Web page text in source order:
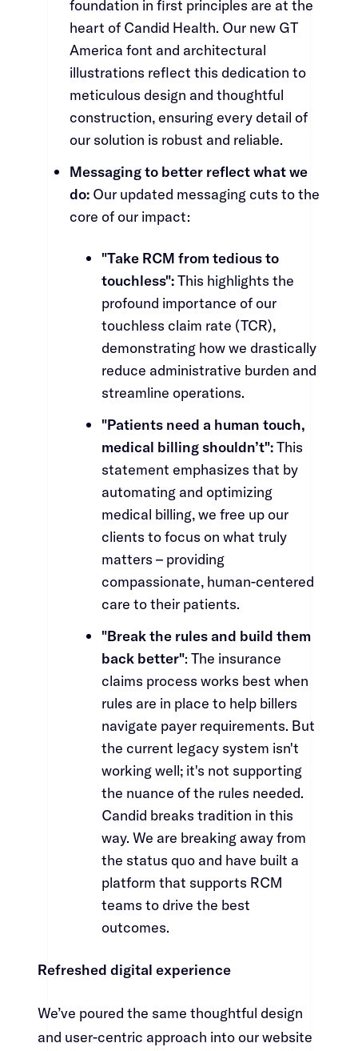
foundation in first principles are at the
heart of Candid Health. Our new GT
America font and architectural
illustrations reflect this dedication to
meticulous design and thoughtful
construction, ensuring every detail of
our solution is robust and reliable.​​​​‌ ‍ ​‍​‍‌‍ ‌ ​‍‌‍‍‌‌‍‌ ‌‍‍‌‌‍ ‍​‍​‍​ ‍‍​‍​‍‌ ​ ‌‍​‌‌‍ ‍‌‍‍‌‌ ‌​‌ ‍‌​‍ ‍‌‍‍‌‌‍ ​‍​‍​‍ ​​‍​‍‌‍‍​‌ ​‍‌‍‌‌‌‍‌‍​‍​‍​ ‍‍​‍​‍‌‍‍​‌ ‌​‌ ‌​‌ ​​​ ‍‍​‍ ​‍ ‌‍ ​‌‍ ‌‍​ ‌‍​‌‌‍ ​‌‍‍​‌‍ ‌ ​ ‌ ‌​​ ‍‍​ ​ ​ ​ ​ ​ ​ ​ ​‍ ‌‍‍‌‌‍ ‍‌ ‌​‌‍‌‌‌‍ ‍‌ ‌​​‍ ‌‍‌‌‌‍‌​‌‍‍‌‌ ‌​​‍ ‌‍ ‌‌‍ ‌‍‌​‌‍‌‌​ ‌‌ ​​‌ ​‍‌‍‌‌‌ ​ ‌‍‌‌‌‍ ‍‌ ‌​‌‍​‌‌ ‌​‌‍‍‌‌‍ ‌‍ ‍​ ‍ ‌‍‍‌‌‍‌​​ ‌​ ‌‍‌‍‌‍​ ‍​​ ​​​ ​‌‌‍‌‍​ ​‌‌‍​ ​‍ ‌‌‍​ ​ ‌‌‌‍​‌​ ​ ​‍ ‌​ ‌​​ ​​​ ‌‍​ ​​​‍ ‌​ ‍‌​ ‌‌‌‍​‌​ ​​​‍ ‌​ ‌‍​ ‌​​ ‌​​ ‌‌‌‍​‍​ ​‍​ ‌ ‌‍​‌​ ​‌​ ​‍​ ​‍‌‍​‌​ ‍ ‌ ‌​‌ ‍‌‌ ​​‌‍‌‌​ ‌‌‍​‍‌‍ ​‌‍ ‌‍‌ ‌‌​​‌‍ ‌ ​ ‌ ‌​​ ‍ ‌ ​​‌‍​‌‌ ‌​‌‍‍​​ ‌‌‍​ ‌‍ ‌‍ ‍‌ ‌​‌‍‌‌‌‍ ‍‌ ‌​​‍‌‌​ ‌‌‌​​‍‌‌ ‌‍‍ ‌‍‌‌‌ ‍‌​‍‌‌​ ​ ‌​‌​​‍‌‌​ ​ ‌​‌​​‍‌‌​ ​‍​ ​‍​ ‌‌‌‍‌​​ ‌‍‌‍​‍​ ​​​ ​‍​ ‌​‌‍‌‍‌‍​ ‌‍‌‌‌‍‌‍​ ​ ​‍‌‌​ ​‍​ ​‍​‍‌‌​ ‌‌‌​‌​​‍ ‍‌‍​ ‌‍‍​‌‍‍‌‌‍ ​‌‍‌​‌ ​‍‌‍‌‌‌‍ ‍​‍‌‌​ ‌‌‌​​‍‌‌ ‌‍‍ ‌‍‌‌‌ ‍‌​‍‌‌​ ​ ‌​‌​​‍‌‌​ ​ ‌​‌​​‍‌‌​ ​‍​ ​‍​ ​​‌‍‌‌​ ‌​​ ​‍​ ​‍​ ‌​‌‍‌‌​ ‍​​ ​‌​ ‌​​ ​‍​ ‍​​‍‌‌​ ​‍​ ​‍​‍‌‌​ ‌‌‌​‌​​‍ ‍‌ ‌​‌‍‌‌‌ ‍​‌ ‌​​ ‌‍​‍‌‍​‌‌ ​ ‌‍‌‌‌‌‌‌‌ ​‍‌‍ ​​ ‌‌‍‍​‌ ‌​‌ ‌​‌ ​​​‍‌‌​ ​ ‌​​‌​‍‌‌​ ​‍‌​‌‍​‍‌‌​ ​‍‌​‌‍‌‍ ​‌‍ ‌‍​ ‌‍​‌‌‍ ​‌‍‍​‌‍ ‌ ​ ‌ ‌​​‍‌‌​ ​ ‌​​‌​ ​ ​ ​ ​ ​ ​ ​ ​‍‌‍‌‍‍‌‌‍‌​​ ‌​ ‌‍‌‍‌‍​ ‍​​ ​​​ ​‌‌‍‌‍​ ​‌‌‍​ ​‍ ‌‌‍​ ​ ‌‌‌‍​‌​ ​ ​‍ ‌​ ‌​​ ​​​ ‌‍​ ​​​‍ ‌​ ‍‌​ ‌‌‌‍​‌​ ​​​‍ ‌​ ‌‍​ ‌​​ ‌​​ ‌‌‌‍​‍​ ​‍​ ‌ ‌‍​‌​ ​‌​ ​‍​ ​‍‌‍​‌​‍‌‍‌ ‌​‌ ‍‌‌ ​​‌‍‌‌​ ‌‌‍​‍‌‍ ​‌‍ ‌‍‌ ‌‌​​‌‍ ‌ ​ ‌ ‌​​‍‌‍‌ ​​‌‍​‌‌ ‌​‌‍‍​​ ‌‌‍​ ‌‍ ‌‍ ‍‌ ‌​‌‍‌‌‌‍ ‍‌ ‌​​‍‌‌​ ‌‌‌​​‍‌‌ ‌‍‍ ‌‍‌‌‌ ‍‌​‍‌‌​ ​ ‌​‌​​‍‌‌​ ​ ‌​‌​​‍‌‌​ ​‍​ ​‍​ ‌‌‌‍‌​​ ‌‍‌‍​‍​ ​​​ ​‍​ ‌​‌‍‌‍‌‍​ ‌‍‌‌‌‍‌‍​ ​ ​‍‌‌​ ​‍​ ​‍​‍‌‌​ ‌‌‌​‌​​‍ ‍‌‍​ ‌‍‍​‌‍‍‌‌‍ ​‌‍‌​‌ ​‍‌‍‌‌‌‍ ‍​‍‌‌​ ‌‌‌​​‍‌‌ ‌‍‍ ‌‍‌‌‌ ‍‌​‍‌‌​ ​ ‌​‌​​‍‌‌​ ​ ‌​‌​​‍‌‌​ ​‍​ ​‍​ ​​‌‍‌‌​ ‌​​ ​‍​ ​‍​ ‌​‌‍‌‌​ ‍​​ ​‌​ ‌​​ ​‍​ ‍​​‍‌‌​ ​‍​ ​‍​‍‌‌​ ‌‌‌​‌​​‍ ‍‌ ‌​‌‍‌‌‌ ‍​‌ ‌​​‍‌‍‌ ​​‌‍‌‌‌ ​‍‌ ​ ‌ ​​‌‍‌‌‌‍​ ‌ ‌​‌‍‍‌‌ ‌‍‌‍‌‌​ ‌‌ ​​‌ ‌‌‌‍​‍‌‍ ​‌‍‍‌‌ ​ ‌‍‍​‌‍‌‌‌‍‌​​‍​‍‌ ‌
Messaging to better reflect what we
do:​​​​‌ ‍ ​‍​‍‌‍ ‌ ​‍‌‍‍‌‌‍‌ ‌‍‍‌‌‍ ‍​‍​‍​ ‍‍​‍​‍‌ ​ ‌‍​‌‌‍ ‍‌‍‍‌‌ ‌​‌ ‍‌​‍ ‍‌‍‍‌‌‍ ​‍​‍​‍ ​​‍​‍‌‍‍​‌ ​‍‌‍‌‌‌‍‌‍​‍​‍​ ‍‍​‍​‍‌‍‍​‌ ‌​‌ ‌​‌ ​​​ ‍‍​‍ ​‍ ‌‍ ​‌‍ ‌‍​ ‌‍​‌‌‍ ​‌‍‍​‌‍ ‌ ​ ‌ ‌​​ ‍‍​ ​ ​ ​ ​ ​ ​ ​ ​‍ ‌‍‍‌‌‍ ‍‌ ‌​‌‍‌‌‌‍ ‍‌ ‌​​‍ ‌‍‌‌‌‍‌​‌‍‍‌‌ ‌​​‍ ‌‍ ‌‌‍ ‌‍‌​‌‍‌‌​ ‌‌ ​​‌ ​‍‌‍‌‌‌ ​ ‌‍‌‌‌‍ ‍‌ ‌​‌‍​‌‌ ‌​‌‍‍‌‌‍ ‌‍ ‍​ ‍ ‌‍‍‌‌‍‌​​ ‌​ ‌‍‌‍‌‍​ ‍​​ ​​​ ​‌‌‍‌‍​ ​‌‌‍​ ​‍ ‌‌‍​ ​ ‌‌‌‍​‌​ ​ ​‍ ‌​ ‌​​ ​​​ ‌‍​ ​​​‍ ‌​ ‍‌​ ‌‌‌‍​‌​ ​​​‍ ‌​ ‌‍​ ‌​​ ‌​​ ‌‌‌‍​‍​ ​‍​ ‌ ‌‍​‌​ ​‌​ ​‍​ ​‍‌‍​‌​ ‍ ‌ ‌​‌ ‍‌‌ ​​‌‍‌‌​ ‌‌‍​‍‌‍ ​‌‍ ‌‍‌ ‌‌​​‌‍ ‌ ​ ‌ ‌​​ ‍ ‌ ​​‌‍​‌‌ ‌​‌‍‍​​ ‌‌‍​ ‌‍ ‌‍ ‍‌ ‌​‌‍‌‌‌‍ ‍‌ ‌​​‍‌‌​ ‌‌‌​​‍‌‌ ‌‍‍ ‌‍‌‌‌ ‍‌​‍‌‌​ ​ ‌​‌​​‍‌‌​ ​ ‌​‌​​‍‌‌​ ​‍​ ​‍‌‍‌‌​ ‌‍​ ‍‌‌‍​‌‌‍​ ‌‍​ ‌‍​ ​ ‌​​ ​‍​ ‌​‌‍​‍​ ​‍​‍‌‌​ ​‍​ ​‍​‍‌‌​ ‌‌‌​‌​​‍ ‍‌‍​ ‌‍‍​‌‍‍‌‌‍ ​‌‍‌​‌ ​‍‌‍‌‌‌‍ ‍​‍‌‌​ ‌‌‌​​‍‌‌ ‌‍‍ ‌‍‌‌‌ ‍‌​‍‌‌​ ​ ‌​‌​​‍‌‌​ ​ ‌​‌​​‍‌‌​ ​‍​ ​‍​ ​‍​ ​‌​ ​‍‌‍​ ‌‍​‌‌‍‌​​ ​‍‌‍‌‍‌‍​ ‌‍​‍‌‍‌‍​ ‌​​‍‌‌​ ​‍​ ​‍​‍‌‌​ ‌‌‌​‌​​‍ ‍‌ ‌​‌‍‌‌‌ ‍​‌ ‌​​ ‌‍​‍‌‍​‌‌ ​ ‌‍‌‌‌‌‌‌‌ ​‍‌‍ ​​ ‌‌‍‍​‌ ‌​‌ ‌​‌ ​​​‍‌‌​ ​ ‌​​‌​‍‌‌​ ​‍‌​‌‍​‍‌‌​ ​‍‌​‌‍‌‍ ​‌‍ ‌‍​ ‌‍​‌‌‍ ​‌‍‍​‌‍ ‌ ​ ‌ ‌​​‍‌‌​ ​ ‌​​‌​ ​ ​ ​ ​ ​ ​ ​ ​‍‌‍‌‍‍‌‌‍‌​​ ‌​ ‌‍‌‍‌‍​ ‍​​ ​​​ ​‌‌‍‌‍​ ​‌‌‍​ ​‍ ‌‌‍​ ​ ‌‌‌‍​‌​ ​ ​‍ ‌​ ‌​​ ​​​ ‌‍​ ​​​‍ ‌​ ‍‌​ ‌‌‌‍​‌​ ​​​‍ ‌​ ‌‍​ ‌​​ ‌​​ ‌‌‌‍​‍​ ​‍​ ‌ ‌‍​‌​ ​‌​ ​‍​ ​‍‌‍​‌​‍‌‍‌ ‌​‌ ‍‌‌ ​​‌‍‌‌​ ‌‌‍​‍‌‍ ​‌‍ ‌‍‌ ‌‌​​‌‍ ‌ ​ ‌ ‌​​‍‌‍‌ ​​‌‍​‌‌ ‌​‌‍‍​​ ‌‌‍​ ‌‍ ‌‍ ‍‌ ‌​‌‍‌‌‌‍ ‍‌ ‌​​‍‌‌​ ‌‌‌​​‍‌‌ ‌‍‍ ‌‍‌‌‌ ‍‌​‍‌‌​ ​ ‌​‌​​‍‌‌​ ​ ‌​‌​​‍‌‌​ ​‍​ ​‍‌‍‌‌​ ‌‍​ ‍‌‌‍​‌‌‍​ ‌‍​ ‌‍​ ​ ‌​​ ​‍​ ‌​‌‍​‍​ ​‍​‍‌‌​ ​‍​ ​‍​‍‌‌​ ‌‌‌​‌​​‍ ‍‌‍​ ‌‍‍​‌‍‍‌‌‍ ​‌‍‌​‌ ​‍‌‍‌‌‌‍ ‍​‍‌‌​ ‌‌‌​​‍‌‌ ‌‍‍ ‌‍‌‌‌ ‍‌​‍‌‌​ ​ ‌​‌​​‍‌‌​ ​ ‌​‌​​‍‌‌​ ​‍​ ​‍​ ​‍​ ​‌​ ​‍‌‍​ ‌‍​‌‌‍‌​​ ​‍‌‍‌‍‌‍​ ‌‍​‍‌‍‌‍​ ‌​​‍‌‌​ ​‍​ ​‍​‍‌‌​ ‌‌‌​‌​​‍ ‍‌ ‌​‌‍‌‌‌ ‍​‌ ‌​​‍‌‍‌ ​​‌‍‌‌‌ ​‍‌ ​ ‌ ​​‌‍‌‌‌‍​ ‌ ‌​‌‍‍‌‌ ‌‍‌‍‌‌​ ‌‌ ​​‌ ‌‌‌‍​‍‌‍ ​‌‍‍‌‌ ​ ‌‍‍​‌‍‌‌‌‍‌​​‍​‍‌ ‌Our updated messaging cuts to the
core of our impact:​​​​‌ ‍ ​‍​‍‌‍ ‌ ​‍‌‍‍‌‌‍‌ ‌‍‍‌‌‍ ‍​‍​‍​ ‍‍​‍​‍‌ ​ ‌‍​‌‌‍ ‍‌‍‍‌‌ ‌​‌ ‍‌​‍ ‍‌‍‍‌‌‍ ​‍​‍​‍ ​​‍​‍‌‍‍​‌ ​‍‌‍‌‌‌‍‌‍​‍​‍​ ‍‍​‍​‍‌‍‍​‌ ‌​‌ ‌​‌ ​​​ ‍‍​‍ ​‍ ‌‍ ​‌‍ ‌‍​ ‌‍​‌‌‍ ​‌‍‍​‌‍ ‌ ​ ‌ ‌​​ ‍‍​ ​ ​ ​ ​ ​ ​ ​ ​‍ ‌‍‍‌‌‍ ‍‌ ‌​‌‍‌‌‌‍ ‍‌ ‌​​‍ ‌‍‌‌‌‍‌​‌‍‍‌‌ ‌​​‍ ‌‍ ‌‌‍ ‌‍‌​‌‍‌‌​ ‌‌ ​​‌ ​‍‌‍‌‌‌ ​ ‌‍‌‌‌‍ ‍‌ ‌​‌‍​‌‌ ‌​‌‍‍‌‌‍ ‌‍ ‍​ ‍ ‌‍‍‌‌‍‌​​ ‌​ ‌‍‌‍‌‍​ ‍​​ ​​​ ​‌‌‍‌‍​ ​‌‌‍​ ​‍ ‌‌‍​ ​ ‌‌‌‍​‌​ ​ ​‍ ‌​ ‌​​ ​​​ ‌‍​ ​​​‍ ‌​ ‍‌​ ‌‌‌‍​‌​ ​​​‍ ‌​ ‌‍​ ‌​​ ‌​​ ‌‌‌‍​‍​ ​‍​ ‌ ‌‍​‌​ ​‌​ ​‍​ ​‍‌‍​‌​ ‍ ‌ ‌​‌ ‍‌‌ ​​‌‍‌‌​ ‌‌‍​‍‌‍ ​‌‍ ‌‍‌ ‌‌​​‌‍ ‌ ​ ‌ ‌​​ ‍ ‌ ​​‌‍​‌‌ ‌​‌‍‍​​ ‌‌‍​ ‌‍ ‌‍ ‍‌ ‌​‌‍‌‌‌‍ ‍‌ ‌​​‍‌‌​ ‌‌‌​​‍‌‌ ‌‍‍ ‌‍‌‌‌ ‍‌​‍‌‌​ ​ ‌​‌​​‍‌‌​ ​ ‌​‌​​‍‌‌​ ​‍​ ​‍‌‍‌‌​ ‌‍​ ‍‌‌‍​‌‌‍​ ‌‍​ ‌‍​ ​ ‌​​ ​‍​ ‌​‌‍​‍​ ​‍​‍‌‌​ ​‍​ ​‍​‍‌‌​ ‌‌‌​‌​​‍ ‍‌‍​ ‌‍‍​‌‍‍‌‌‍ ​‌‍‌​‌ ​‍‌‍‌‌‌‍ ‍​‍‌‌​ ‌‌‌​​‍‌‌ ‌‍‍ ‌‍‌‌‌ ‍‌​‍‌‌​ ​ ‌​‌​​‍‌‌​ ​ ‌​‌​​‍‌‌​ ​‍​ ​‍​ ‌​​ ​‌​ ‌‌‌‍‌‍‌‍‌‌​ ‌‌​ ‌‍‌‍‌​​ ‌‍‌‍​‍​ ‌‍​ ‌‌​‍‌‌​ ​‍​ ​‍​‍‌‌​ ‌‌‌​‌​​‍ ‍‌ ‌​‌‍‌‌‌ ‍​‌ ‌​​ ‌‍​‍‌‍​‌‌ ​ ‌‍‌‌‌‌‌‌‌ ​‍‌‍ ​​ ‌‌‍‍​‌ ‌​‌ ‌​‌ ​​​‍‌‌​ ​ ‌​​‌​‍‌‌​ ​‍‌​‌‍​‍‌‌​ ​‍‌​‌‍‌‍ ​‌‍ ‌‍​ ‌‍​‌‌‍ ​‌‍‍​‌‍ ‌ ​ ‌ ‌​​‍‌‌​ ​ ‌​​‌​ ​ ​ ​ ​ ​ ​ ​ ​‍‌‍‌‍‍‌‌‍‌​​ ‌​ ‌‍‌‍‌‍​ ‍​​ ​​​ ​‌‌‍‌‍​ ​‌‌‍​ ​‍ ‌‌‍​ ​ ‌‌‌‍​‌​ ​ ​‍ ‌​ ‌​​ ​​​ ‌‍​ ​​​‍ ‌​ ‍‌​ ‌‌‌‍​‌​ ​​​‍ ‌​ ‌‍​ ‌​​ ‌​​ ‌‌‌‍​‍​ ​‍​ ‌ ‌‍​‌​ ​‌​ ​‍​ ​‍‌‍​‌​‍‌‍‌ ‌​‌ ‍‌‌ ​​‌‍‌‌​ ‌‌‍​‍‌‍ ​‌‍ ‌‍‌ ‌‌​​‌‍ ‌ ​ ‌ ‌​​‍‌‍‌ ​​‌‍​‌‌ ‌​‌‍‍​​ ‌‌‍​ ‌‍ ‌‍ ‍‌ ‌​‌‍‌‌‌‍ ‍‌ ‌​​‍‌‌​ ‌‌‌​​‍‌‌ ‌‍‍ ‌‍‌‌‌ ‍‌​‍‌‌​ ​ ‌​‌​​‍‌‌​ ​ ‌​‌​​‍‌‌​ ​‍​ ​‍‌‍‌‌​ ‌‍​ ‍‌‌‍​‌‌‍​ ‌‍​ ‌‍​ ​ ‌​​ ​‍​ ‌​‌‍​‍​ ​‍​‍‌‌​ ​‍​ ​‍​‍‌‌​ ‌‌‌​‌​​‍ ‍‌‍​ ‌‍‍​‌‍‍‌‌‍ ​‌‍‌​‌ ​‍‌‍‌‌‌‍ ‍​‍‌‌​ ‌‌‌​​‍‌‌ ‌‍‍ ‌‍‌‌‌ ‍‌​‍‌‌​ ​ ‌​‌​​‍‌‌​ ​ ‌​‌​​‍‌‌​ ​‍​ ​‍​ ‌​​ ​‌​ ‌‌‌‍‌‍‌‍‌‌​ ‌‌​ ‌‍‌‍‌​​ ‌‍‌‍​‍​ ‌‍​ ‌‌​‍‌‌​ ​‍​ ​‍​‍‌‌​ ‌‌‌​‌​​‍ ‍‌ ‌​‌‍‌‌‌ ‍​‌ ‌​​‍‌‍‌ ​​‌‍‌‌‌ ​‍‌ ​ ‌ ​​‌‍‌‌‌‍​ ‌ ‌​‌‍‍‌‌ ‌‍‌‍‌‌​ ‌‌ ​​‌ ‌‌‌‍​‍‌‍ ​‌‍‍‌‌ ​ ‌‍‍​‌‍‌‌‌‍‌​​‍​‍‌ ‌
"Take RCM from tedious to
touchless":​​​​‌ ‍ ​‍​‍‌‍ ‌ ​‍‌‍‍‌‌‍‌ ‌‍‍‌‌‍ ‍​‍​‍​ ‍‍​‍​‍‌ ​ ‌‍​‌‌‍ ‍‌‍‍‌‌ ‌​‌ ‍‌​‍ ‍‌‍‍‌‌‍ ​‍​‍​‍ ​​‍​‍‌‍‍​‌ ​‍‌‍‌‌‌‍‌‍​‍​‍​ ‍‍​‍​‍‌‍‍​‌ ‌​‌ ‌​‌ ​​​ ‍‍​‍ ​‍ ‌‍ ​‌‍ ‌‍​ ‌‍​‌‌‍ ​‌‍‍​‌‍ ‌ ​ ‌ ‌​​ ‍‍​ ​ ​ ​ ​ ​ ​ ​ ​‍ ‌‍‍‌‌‍ ‍‌ ‌​‌‍‌‌‌‍ ‍‌ ‌​​‍ ‌‍‌‌‌‍‌​‌‍‍‌‌ ‌​​‍ ‌‍ ‌‌‍ ‌‍‌​‌‍‌‌​ ‌‌ ​​‌ ​‍‌‍‌‌‌ ​ ‌‍‌‌‌‍ ‍‌ ‌​‌‍​‌‌ ‌​‌‍‍‌‌‍ ‌‍ ‍​ ‍ ‌‍‍‌‌‍‌​​ ‌​ ‌‍‌‍‌‍​ ‍​​ ​​​ ​‌‌‍‌‍​ ​‌‌‍​ ​‍ ‌‌‍​ ​ ‌‌‌‍​‌​ ​ ​‍ ‌​ ‌​​ ​​​ ‌‍​ ​​​‍ ‌​ ‍‌​ ‌‌‌‍​‌​ ​​​‍ ‌​ ‌‍​ ‌​​ ‌​​ ‌‌‌‍​‍​ ​‍​ ‌ ‌‍​‌​ ​‌​ ​‍​ ​‍‌‍​‌​ ‍ ‌ ‌​‌ ‍‌‌ ​​‌‍‌‌​ ‌‌‍​‍‌‍ ​‌‍ ‌‍‌ ‌‌​​‌‍ ‌ ​ ‌ ‌​​ ‍ ‌ ​​‌‍​‌‌ ‌​‌‍‍​​ ‌‌‍​ ‌‍ ‌‍ ‍‌ ‌​‌‍‌‌‌‍ ‍‌ ‌​​‍‌‌​ ‌‌‌​​‍‌‌ ‌‍‍ ‌‍‌‌‌ ‍‌​‍‌‌​ ​ ‌​‌​​‍‌‌​ ​ ‌​‌​​‍‌‌​ ​‍​ ​‍​ ​‌‌‍​‌​ ‌​​ ‌​​ ​ ​ ‍​‌‍​ ‌‍‌‍​ ​ ​ ‌‍‌‍​ ​ ‌‍​‍‌‌​ ​‍​ ​‍​‍‌‌​ ‌‌‌​‌​​‍ ‍‌‍​ ‌‍‍​‌‍‍‌‌‍ ​‌‍‌​‌ ​‍‌‍‌‌‌‍ ‍​‍‌‌​ ‌‌‌​​‍‌‌ ‌‍‍ ‌‍‌‌‌ ‍‌​‍‌‌​ ​ ‌​‌​​‍‌‌​ ​ ‌​‌​​‍‌‌​ ​‍​ ​‍‌‍‌‌‌‍​‍‌‍​ ‌‍‌​​ ‌‌​ ​‍​ ‌‌​ ‌ ‌‍​‌‌‍‌​​ ​‍​ ‍‌​‍‌‌​ ​‍​ ​‍​‍‌‌​ ‌‌‌​‌​​‍ ‍‌ ‌​‌‍‌‌‌ ‍​‌ ‌​​ ‌‍​‍‌‍​‌‌ ​ ‌‍‌‌‌‌‌‌‌ ​‍‌‍ ​​ ‌‌‍‍​‌ ‌​‌ ‌​‌ ​​​‍‌‌​ ​ ‌​​‌​‍‌‌​ ​‍‌​‌‍​‍‌‌​ ​‍‌​‌‍‌‍ ​‌‍ ‌‍​ ‌‍​‌‌‍ ​‌‍‍​‌‍ ‌ ​ ‌ ‌​​‍‌‌​ ​ ‌​​‌​ ​ ​ ​ ​ ​ ​ ​ ​‍‌‍‌‍‍‌‌‍‌​​ ‌​ ‌‍‌‍‌‍​ ‍​​ ​​​ ​‌‌‍‌‍​ ​‌‌‍​ ​‍ ‌‌‍​ ​ ‌‌‌‍​‌​ ​ ​‍ ‌​ ‌​​ ​​​ ‌‍​ ​​​‍ ‌​ ‍‌​ ‌‌‌‍​‌​ ​​​‍ ‌​ ‌‍​ ‌​​ ‌​​ ‌‌‌‍​‍​ ​‍​ ‌ ‌‍​‌​ ​‌​ ​‍​ ​‍‌‍​‌​‍‌‍‌ ‌​‌ ‍‌‌ ​​‌‍‌‌​ ‌‌‍​‍‌‍ ​‌‍ ‌‍‌ ‌‌​​‌‍ ‌ ​ ‌ ‌​​‍‌‍‌ ​​‌‍​‌‌ ‌​‌‍‍​​ ‌‌‍​ ‌‍ ‌‍ ‍‌ ‌​‌‍‌‌‌‍ ‍‌ ‌​​‍‌‌​ ‌‌‌​​‍‌‌ ‌‍‍ ‌‍‌‌‌ ‍‌​‍‌‌​ ​ ‌​‌​​‍‌‌​ ​ ‌​‌​​‍‌‌​ ​‍​ ​‍​ ​‌‌‍​‌​ ‌​​ ‌​​ ​ ​ ‍​‌‍​ ‌‍‌‍​ ​ ​ ‌‍‌‍​ ​ ‌‍​‍‌‌​ ​‍​ ​‍​‍‌‌​ ‌‌‌​‌​​‍ ‍‌‍​ ‌‍‍​‌‍‍‌‌‍ ​‌‍‌​‌ ​‍‌‍‌‌‌‍ ‍​‍‌‌​ ‌‌‌​​‍‌‌ ‌‍‍ ‌‍‌‌‌ ‍‌​‍‌‌​ ​ ‌​‌​​‍‌‌​ ​ ‌​‌​​‍‌‌​ ​‍​ ​‍‌‍‌‌‌‍​‍‌‍​ ‌‍‌​​ ‌‌​ ​‍​ ‌‌​ ‌ ‌‍​‌‌‍‌​​ ​‍​ ‍‌​‍‌‌​ ​‍​ ​‍​‍‌‌​ ‌‌‌​‌​​‍ ‍‌ ‌​‌‍‌‌‌ ‍​‌ ‌​​‍‌‍‌ ​​‌‍‌‌‌ ​‍‌ ​ ‌ ​​‌‍‌‌‌‍​ ‌ ‌​‌‍‍‌‌ ‌‍‌‍‌‌​ ‌‌ ​​‌ ‌‌‌‍​‍‌‍ ​‌‍‍‌‌ ​ ‌‍‍​‌‍‌‌‌‍‌​​‍​‍‌ ‌This highlights the
profound importance of our
touchless claim rate (TCR),
demonstrating how we drastically
reduce administrative burden and
streamline operations.​​​​‌ ‍ ​‍​‍‌‍ ‌ ​‍‌‍‍‌‌‍‌ ‌‍‍‌‌‍ ‍​‍​‍​ ‍‍​‍​‍‌ ​ ‌‍​‌‌‍ ‍‌‍‍‌‌ ‌​‌ ‍‌​‍ ‍‌‍‍‌‌‍ ​‍​‍​‍ ​​‍​‍‌‍‍​‌ ​‍‌‍‌‌‌‍‌‍​‍​‍​ ‍‍​‍​‍‌‍‍​‌ ‌​‌ ‌​‌ ​​​ ‍‍​‍ ​‍ ‌‍ ​‌‍ ‌‍​ ‌‍​‌‌‍ ​‌‍‍​‌‍ ‌ ​ ‌ ‌​​ ‍‍​ ​ ​ ​ ​ ​ ​ ​ ​‍ ‌‍‍‌‌‍ ‍‌ ‌​‌‍‌‌‌‍ ‍‌ ‌​​‍ ‌‍‌‌‌‍‌​‌‍‍‌‌ ‌​​‍ ‌‍ ‌‌‍ ‌‍‌​‌‍‌‌​ ‌‌ ​​‌ ​‍‌‍‌‌‌ ​ ‌‍‌‌‌‍ ‍‌ ‌​‌‍​‌‌ ‌​‌‍‍‌‌‍ ‌‍ ‍​ ‍ ‌‍‍‌‌‍‌​​ ‌​ ‌‍‌‍‌‍​ ‍​​ ​​​ ​‌‌‍‌‍​ ​‌‌‍​ ​‍ ‌‌‍​ ​ ‌‌‌‍​‌​ ​ ​‍ ‌​ ‌​​ ​​​ ‌‍​ ​​​‍ ‌​ ‍‌​ ‌‌‌‍​‌​ ​​​‍ ‌​ ‌‍​ ‌​​ ‌​​ ‌‌‌‍​‍​ ​‍​ ‌ ‌‍​‌​ ​‌​ ​‍​ ​‍‌‍​‌​ ‍ ‌ ‌​‌ ‍‌‌ ​​‌‍‌‌​ ‌‌‍​‍‌‍ ​‌‍ ‌‍‌ ‌‌​​‌‍ ‌ ​ ‌ ‌​​ ‍ ‌ ​​‌‍​‌‌ ‌​‌‍‍​​ ‌‌‍​ ‌‍ ‌‍ ‍‌ ‌​‌‍‌‌‌‍ ‍‌ ‌​​‍‌‌​ ‌‌‌​​‍‌‌ ‌‍‍ ‌‍‌‌‌ ‍‌​‍‌‌​ ​ ‌​‌​​‍‌‌​ ​ ‌​‌​​‍‌‌​ ​‍​ ​‍​ ​‌‌‍​‌​ ‌​​ ‌​​ ​ ​ ‍​‌‍​ ‌‍‌‍​ ​ ​ ‌‍‌‍​ ​ ‌‍​‍‌‌​ ​‍​ ​‍​‍‌‌​ ‌‌‌​‌​​‍ ‍‌‍​ ‌‍‍​‌‍‍‌‌‍ ​‌‍‌​‌ ​‍‌‍‌‌‌‍ ‍​‍‌‌​ ‌‌‌​​‍‌‌ ‌‍‍ ‌‍‌‌‌ ‍‌​‍‌‌​ ​ ‌​‌​​‍‌‌​ ​ ‌​‌​​‍‌‌​ ​‍​ ​‍​ ‍​​ ‌ ‌‍​‍‌‍​ ​ ​‍‌‍​ ​ ​​​ ‌ ​ ​‍​ ‌‍​ ​​‌‍‌‍​‍‌‌​ ​‍​ ​‍​‍‌‌​ ‌‌‌​‌​​‍ ‍‌ ‌​‌‍‌‌‌ ‍​‌ ‌​​ ‌‍​‍‌‍​‌‌ ​ ‌‍‌‌‌‌‌‌‌ ​‍‌‍ ​​ ‌‌‍‍​‌ ‌​‌ ‌​‌ ​​​‍‌‌​ ​ ‌​​‌​‍‌‌​ ​‍‌​‌‍​‍‌‌​ ​‍‌​‌‍‌‍ ​‌‍ ‌‍​ ‌‍​‌‌‍ ​‌‍‍​‌‍ ‌ ​ ‌ ‌​​‍‌‌​ ​ ‌​​‌​ ​ ​ ​ ​ ​ ​ ​ ​‍‌‍‌‍‍‌‌‍‌​​ ‌​ ‌‍‌‍‌‍​ ‍​​ ​​​ ​‌‌‍‌‍​ ​‌‌‍​ ​‍ ‌‌‍​ ​ ‌‌‌‍​‌​ ​ ​‍ ‌​ ‌​​ ​​​ ‌‍​ ​​​‍ ‌​ ‍‌​ ‌‌‌‍​‌​ ​​​‍ ‌​ ‌‍​ ‌​​ ‌​​ ‌‌‌‍​‍​ ​‍​ ‌ ‌‍​‌​ ​‌​ ​‍​ ​‍‌‍​‌​‍‌‍‌ ‌​‌ ‍‌‌ ​​‌‍‌‌​ ‌‌‍​‍‌‍ ​‌‍ ‌‍‌ ‌‌​​‌‍ ‌ ​ ‌ ‌​​‍‌‍‌ ​​‌‍​‌‌ ‌​‌‍‍​​ ‌‌‍​ ‌‍ ‌‍ ‍‌ ‌​‌‍‌‌‌‍ ‍‌ ‌​​‍‌‌​ ‌‌‌​​‍‌‌ ‌‍‍ ‌‍‌‌‌ ‍‌​‍‌‌​ ​ ‌​‌​​‍‌‌​ ​ ‌​‌​​‍‌‌​ ​‍​ ​‍​ ​‌‌‍​‌​ ‌​​ ‌​​ ​ ​ ‍​‌‍​ ‌‍‌‍​ ​ ​ ‌‍‌‍​ ​ ‌‍​‍‌‌​ ​‍​ ​‍​‍‌‌​ ‌‌‌​‌​​‍ ‍‌‍​ ‌‍‍​‌‍‍‌‌‍ ​‌‍‌​‌ ​‍‌‍‌‌‌‍ ‍​‍‌‌​ ‌‌‌​​‍‌‌ ‌‍‍ ‌‍‌‌‌ ‍‌​‍‌‌​ ​ ‌​‌​​‍‌‌​ ​ ‌​‌​​‍‌‌​ ​‍​ ​‍​ ‍​​ ‌ ‌‍​‍‌‍​ ​ ​‍‌‍​ ​ ​​​ ‌ ​ ​‍​ ‌‍​ ​​‌‍‌‍​‍‌‌​ ​‍​ ​‍​‍‌‌​ ‌‌‌​‌​​‍ ‍‌ ‌​‌‍‌‌‌ ‍​‌ ‌​​‍‌‍‌ ​​‌‍‌‌‌ ​‍‌ ​ ‌ ​​‌‍‌‌‌‍​ ‌ ‌​‌‍‍‌‌ ‌‍‌‍‌‌​ ‌‌ ​​‌ ‌‌‌‍​‍‌‍ ​‌‍‍‌‌ ​ ‌‍‍​‌‍‌‌‌‍‌​​‍​‍‌ ‌
"Patients need a human touch,
medical billing shouldn’t":​​​​‌ ‍ ​‍​‍‌‍ ‌ ​‍‌‍‍‌‌‍‌ ‌‍‍‌‌‍ ‍​‍​‍​ ‍‍​‍​‍‌ ​ ‌‍​‌‌‍ ‍‌‍‍‌‌ ‌​‌ ‍‌​‍ ‍‌‍‍‌‌‍ ​‍​‍​‍ ​​‍​‍‌‍‍​‌ ​‍‌‍‌‌‌‍‌‍​‍​‍​ ‍‍​‍​‍‌‍‍​‌ ‌​‌ ‌​‌ ​​​ ‍‍​‍ ​‍ ‌‍ ​‌‍ ‌‍​ ‌‍​‌‌‍ ​‌‍‍​‌‍ ‌ ​ ‌ ‌​​ ‍‍​ ​ ​ ​ ​ ​ ​ ​ ​‍ ‌‍‍‌‌‍ ‍‌ ‌​‌‍‌‌‌‍ ‍‌ ‌​​‍ ‌‍‌‌‌‍‌​‌‍‍‌‌ ‌​​‍ ‌‍ ‌‌‍ ‌‍‌​‌‍‌‌​ ‌‌ ​​‌ ​‍‌‍‌‌‌ ​ ‌‍‌‌‌‍ ‍‌ ‌​‌‍​‌‌ ‌​‌‍‍‌‌‍ ‌‍ ‍​ ‍ ‌‍‍‌‌‍‌​​ ‌​ ‌‍‌‍‌‍​ ‍​​ ​​​ ​‌‌‍‌‍​ ​‌‌‍​ ​‍ ‌‌‍​ ​ ‌‌‌‍​‌​ ​ ​‍ ‌​ ‌​​ ​​​ ‌‍​ ​​​‍ ‌​ ‍‌​ ‌‌‌‍​‌​ ​​​‍ ‌​ ‌‍​ ‌​​ ‌​​ ‌‌‌‍​‍​ ​‍​ ‌ ‌‍​‌​ ​‌​ ​‍​ ​‍‌‍​‌​ ‍ ‌ ‌​‌ ‍‌‌ ​​‌‍‌‌​ ‌‌‍​‍‌‍ ​‌‍ ‌‍‌ ‌‌​​‌‍ ‌ ​ ‌ ‌​​ ‍ ‌ ​​‌‍​‌‌ ‌​‌‍‍​​ ‌‌‍​ ‌‍ ‌‍ ‍‌ ‌​‌‍‌‌‌‍ ‍‌ ‌​​‍‌‌​ ‌‌‌​​‍‌‌ ‌‍‍ ‌‍‌‌‌ ‍‌​‍‌‌​ ​ ‌​‌​​‍‌‌​ ​ ‌​‌​​‍‌‌​ ​‍​ ​‍‌‍​‍‌‍‌‌​ ​‌​ ​ ‌‍‌‌‌‍‌​​ ‌ ​ ​ ‌‍‌‍​ ‌‌‌‍‌‍​ ‌ ​‍‌‌​ ​‍​ ​‍​‍‌‌​ ‌‌‌​‌​​‍ ‍‌‍​ ‌‍‍​‌‍‍‌‌‍ ​‌‍‌​‌ ​‍‌‍‌‌‌‍ ‍​‍‌‌​ ‌‌‌​​‍‌‌ ‌‍‍ ‌‍‌‌‌ ‍‌​‍‌‌​ ​ ‌​‌​​‍‌‌​ ​ ‌​‌​​‍‌‌​ ​‍​ ​‍‌‍‌‍‌‍‌​‌‍​‍‌‍​‌​ ‌‍‌‍‌​‌‍‌‌‌‍​‍​ ‌‍​ ‌‍​ ​‌​ ​‍​‍‌‌​ ​‍​ ​‍​‍‌‌​ ‌‌‌​‌​​‍ ‍‌ ‌​‌‍‌‌‌ ‍​‌ ‌​​ ‌‍​‍‌‍​‌‌ ​ ‌‍‌‌‌‌‌‌‌ ​‍‌‍ ​​ ‌‌‍‍​‌ ‌​‌ ‌​‌ ​​​‍‌‌​ ​ ‌​​‌​‍‌‌​ ​‍‌​‌‍​‍‌‌​ ​‍‌​‌‍‌‍ ​‌‍ ‌‍​ ‌‍​‌‌‍ ​‌‍‍​‌‍ ‌ ​ ‌ ‌​​‍‌‌​ ​ ‌​​‌​ ​ ​ ​ ​ ​ ​ ​ ​‍‌‍‌‍‍‌‌‍‌​​ ‌​ ‌‍‌‍‌‍​ ‍​​ ​​​ ​‌‌‍‌‍​ ​‌‌‍​ ​‍ ‌‌‍​ ​ ‌‌‌‍​‌​ ​ ​‍ ‌​ ‌​​ ​​​ ‌‍​ ​​​‍ ‌​ ‍‌​ ‌‌‌‍​‌​ ​​​‍ ‌​ ‌‍​ ‌​​ ‌​​ ‌‌‌‍​‍​ ​‍​ ‌ ‌‍​‌​ ​‌​ ​‍​ ​‍‌‍​‌​‍‌‍‌ ‌​‌ ‍‌‌ ​​‌‍‌‌​ ‌‌‍​‍‌‍ ​‌‍ ‌‍‌ ‌‌​​‌‍ ‌ ​ ‌ ‌​​‍‌‍‌ ​​‌‍​‌‌ ‌​‌‍‍​​ ‌‌‍​ ‌‍ ‌‍ ‍‌ ‌​‌‍‌‌‌‍ ‍‌ ‌​​‍‌‌​ ‌‌‌​​‍‌‌ ‌‍‍ ‌‍‌‌‌ ‍‌​‍‌‌​ ​ ‌​‌​​‍‌‌​ ​ ‌​‌​​‍‌‌​ ​‍​ ​‍‌‍​‍‌‍‌‌​ ​‌​ ​ ‌‍‌‌‌‍‌​​ ‌ ​ ​ ‌‍‌‍​ ‌‌‌‍‌‍​ ‌ ​‍‌‌​ ​‍​ ​‍​‍‌‌​ ‌‌‌​‌​​‍ ‍‌‍​ ‌‍‍​‌‍‍‌‌‍ ​‌‍‌​‌ ​‍‌‍‌‌‌‍ ‍​‍‌‌​ ‌‌‌​​‍‌‌ ‌‍‍ ‌‍‌‌‌ ‍‌​‍‌‌​ ​ ‌​‌​​‍‌‌​ ​ ‌​‌​​‍‌‌​ ​‍​ ​‍‌‍‌‍‌‍‌​‌‍​‍‌‍​‌​ ‌‍‌‍‌​‌‍‌‌‌‍​‍​ ‌‍​ ‌‍​ ​‌​ ​‍​‍‌‌​ ​‍​ ​‍​‍‌‌​ ‌‌‌​‌​​‍ ‍‌ ‌​‌‍‌‌‌ ‍​‌ ‌​​‍‌‍‌ ​​‌‍‌‌‌ ​‍‌ ​ ‌ ​​‌‍‌‌‌‍​ ‌ ‌​‌‍‍‌‌ ‌‍‌‍‌‌​ ‌‌ ​​‌ ‌‌‌‍​‍‌‍ ​‌‍‍‌‌ ​ ‌‍‍​‌‍‌‌‌‍‌​​‍​‍‌ ‌This
statement emphasizes that by
automating and optimizing
medical billing, we free up our
clients to focus on what truly
matters – providing
compassionate, human-centered
care to their patients.​​​​‌ ‍ ​‍​‍‌‍ ‌ ​‍‌‍‍‌‌‍‌ ‌‍‍‌‌‍ ‍​‍​‍​ ‍‍​‍​‍‌ ​ ‌‍​‌‌‍ ‍‌‍‍‌‌ ‌​‌ ‍‌​‍ ‍‌‍‍‌‌‍ ​‍​‍​‍ ​​‍​‍‌‍‍​‌ ​‍‌‍‌‌‌‍‌‍​‍​‍​ ‍‍​‍​‍‌‍‍​‌ ‌​‌ ‌​‌ ​​​ ‍‍​‍ ​‍ ‌‍ ​‌‍ ‌‍​ ‌‍​‌‌‍ ​‌‍‍​‌‍ ‌ ​ ‌ ‌​​ ‍‍​ ​ ​ ​ ​ ​ ​ ​ ​‍ ‌‍‍‌‌‍ ‍‌ ‌​‌‍‌‌‌‍ ‍‌ ‌​​‍ ‌‍‌‌‌‍‌​‌‍‍‌‌ ‌​​‍ ‌‍ ‌‌‍ ‌‍‌​‌‍‌‌​ ‌‌ ​​‌ ​‍‌‍‌‌‌ ​ ‌‍‌‌‌‍ ‍‌ ‌​‌‍​‌‌ ‌​‌‍‍‌‌‍ ‌‍ ‍​ ‍ ‌‍‍‌‌‍‌​​ ‌​ ‌‍‌‍‌‍​ ‍​​ ​​​ ​‌‌‍‌‍​ ​‌‌‍​ ​‍ ‌‌‍​ ​ ‌‌‌‍​‌​ ​ ​‍ ‌​ ‌​​ ​​​ ‌‍​ ​​​‍ ‌​ ‍‌​ ‌‌‌‍​‌​ ​​​‍ ‌​ ‌‍​ ‌​​ ‌​​ ‌‌‌‍​‍​ ​‍​ ‌ ‌‍​‌​ ​‌​ ​‍​ ​‍‌‍​‌​ ‍ ‌ ‌​‌ ‍‌‌ ​​‌‍‌‌​ ‌‌‍​‍‌‍ ​‌‍ ‌‍‌ ‌‌​​‌‍ ‌ ​ ‌ ‌​​ ‍ ‌ ​​‌‍​‌‌ ‌​‌‍‍​​ ‌‌‍​ ‌‍ ‌‍ ‍‌ ‌​‌‍‌‌‌‍ ‍‌ ‌​​‍‌‌​ ‌‌‌​​‍‌‌ ‌‍‍ ‌‍‌‌‌ ‍‌​‍‌‌​ ​ ‌​‌​​‍‌‌​ ​ ‌​‌​​‍‌‌​ ​‍​ ​‍‌‍​‍‌‍‌‌​ ​‌​ ​ ‌‍‌‌‌‍‌​​ ‌ ​ ​ ‌‍‌‍​ ‌‌‌‍‌‍​ ‌ ​‍‌‌​ ​‍​ ​‍​‍‌‌​ ‌‌‌​‌​​‍ ‍‌‍​ ‌‍‍​‌‍‍‌‌‍ ​‌‍‌​‌ ​‍‌‍‌‌‌‍ ‍​‍‌‌​ ‌‌‌​​‍‌‌ ‌‍‍ ‌‍‌‌‌ ‍‌​‍‌‌​ ​ ‌​‌​​‍‌‌​ ​ ‌​‌​​‍‌‌​ ​‍​ ​‍​ ‌‌‌‍‌​​ ‌​‌‍​ ​ ‌‍​ ​​​ ​‌​ ​​​ ‌​​ ​‍​ ​​​ ‌​​‍‌‌​ ​‍​ ​‍​‍‌‌​ ‌‌‌​‌​​‍ ‍‌ ‌​‌‍‌‌‌ ‍​‌ ‌​​ ‌‍​‍‌‍​‌‌ ​ ‌‍‌‌‌‌‌‌‌ ​‍‌‍ ​​ ‌‌‍‍​‌ ‌​‌ ‌​‌ ​​​‍‌‌​ ​ ‌​​‌​‍‌‌​ ​‍‌​‌‍​‍‌‌​ ​‍‌​‌‍‌‍ ​‌‍ ‌‍​ ‌‍​‌‌‍ ​‌‍‍​‌‍ ‌ ​ ‌ ‌​​‍‌‌​ ​ ‌​​‌​ ​ ​ ​ ​ ​ ​ ​ ​‍‌‍‌‍‍‌‌‍‌​​ ‌​ ‌‍‌‍‌‍​ ‍​​ ​​​ ​‌‌‍‌‍​ ​‌‌‍​ ​‍ ‌‌‍​ ​ ‌‌‌‍​‌​ ​ ​‍ ‌​ ‌​​ ​​​ ‌‍​ ​​​‍ ‌​ ‍‌​ ‌‌‌‍​‌​ ​​​‍ ‌​ ‌‍​ ‌​​ ‌​​ ‌‌‌‍​‍​ ​‍​ ‌ ‌‍​‌​ ​‌​ ​‍​ ​‍‌‍​‌​‍‌‍‌ ‌​‌ ‍‌‌ ​​‌‍‌‌​ ‌‌‍​‍‌‍ ​‌‍ ‌‍‌ ‌‌​​‌‍ ‌ ​ ‌ ‌​​‍‌‍‌ ​​‌‍​‌‌ ‌​‌‍‍​​ ‌‌‍​ ‌‍ ‌‍ ‍‌ ‌​‌‍‌‌‌‍ ‍‌ ‌​​‍‌‌​ ‌‌‌​​‍‌‌ ‌‍‍ ‌‍‌‌‌ ‍‌​‍‌‌​ ​ ‌​‌​​‍‌‌​ ​ ‌​‌​​‍‌‌​ ​‍​ ​‍‌‍​‍‌‍‌‌​ ​‌​ ​ ‌‍‌‌‌‍‌​​ ‌ ​ ​ ‌‍‌‍​ ‌‌‌‍‌‍​ ‌ ​‍‌‌​ ​‍​ ​‍​‍‌‌​ ‌‌‌​‌​​‍ ‍‌‍​ ‌‍‍​‌‍‍‌‌‍ ​‌‍‌​‌ ​‍‌‍‌‌‌‍ ‍​‍‌‌​ ‌‌‌​​‍‌‌ ‌‍‍ ‌‍‌‌‌ ‍‌​‍‌‌​ ​ ‌​‌​​‍‌‌​ ​ ‌​‌​​‍‌‌​ ​‍​ ​‍​ ‌‌‌‍‌​​ ‌​‌‍​ ​ ‌‍​ ​​​ ​‌​ ​​​ ‌​​ ​‍​ ​​​ ‌​​‍‌‌​ ​‍​ ​‍​‍‌‌​ ‌‌‌​‌​​‍ ‍‌ ‌​‌‍‌‌‌ ‍​‌ ‌​​‍‌‍‌ ​​‌‍‌‌‌ ​‍‌ ​ ‌ ​​‌‍‌‌‌‍​ ‌ ‌​‌‍‍‌‌ ‌‍‌‍‌‌​ ‌‌ ​​‌ ‌‌‌‍​‍‌‍ ​‌‍‍‌‌ ​ ‌‍‍​‌‍‌‌‌‍‌​​‍​‍‌ ‌
"Break the rules and build them
back better"​​​​‌ ‍ ​‍​‍‌‍ ‌ ​‍‌‍‍‌‌‍‌ ‌‍‍‌‌‍ ‍​‍​‍​ ‍‍​‍​‍‌ ​ ‌‍​‌‌‍ ‍‌‍‍‌‌ ‌​‌ ‍‌​‍ ‍‌‍‍‌‌‍ ​‍​‍​‍ ​​‍​‍‌‍‍​‌ ​‍‌‍‌‌‌‍‌‍​‍​‍​ ‍‍​‍​‍‌‍‍​‌ ‌​‌ ‌​‌ ​​​ ‍‍​‍ ​‍ ‌‍ ​‌‍ ‌‍​ ‌‍​‌‌‍ ​‌‍‍​‌‍ ‌ ​ ‌ ‌​​ ‍‍​ ​ ​ ​ ​ ​ ​ ​ ​‍ ‌‍‍‌‌‍ ‍‌ ‌​‌‍‌‌‌‍ ‍‌ ‌​​‍ ‌‍‌‌‌‍‌​‌‍‍‌‌ ‌​​‍ ‌‍ ‌‌‍ ‌‍‌​‌‍‌‌​ ‌‌ ​​‌ ​‍‌‍‌‌‌ ​ ‌‍‌‌‌‍ ‍‌ ‌​‌‍​‌‌ ‌​‌‍‍‌‌‍ ‌‍ ‍​ ‍ ‌‍‍‌‌‍‌​​ ‌​ ‌‍‌‍‌‍​ ‍​​ ​​​ ​‌‌‍‌‍​ ​‌‌‍​ ​‍ ‌‌‍​ ​ ‌‌‌‍​‌​ ​ ​‍ ‌​ ‌​​ ​​​ ‌‍​ ​​​‍ ‌​ ‍‌​ ‌‌‌‍​‌​ ​​​‍ ‌​ ‌‍​ ‌​​ ‌​​ ‌‌‌‍​‍​ ​‍​ ‌ ‌‍​‌​ ​‌​ ​‍​ ​‍‌‍​‌​ ‍ ‌ ‌​‌ ‍‌‌ ​​‌‍‌‌​ ‌‌‍​‍‌‍ ​‌‍ ‌‍‌ ‌‌​​‌‍ ‌ ​ ‌ ‌​​ ‍ ‌ ​​‌‍​‌‌ ‌​‌‍‍​​ ‌‌‍​ ‌‍ ‌‍ ‍‌ ‌​‌‍‌‌‌‍ ‍‌ ‌​​‍‌‌​ ‌‌‌​​‍‌‌ ‌‍‍ ‌‍‌‌‌ ‍‌​‍‌‌​ ​ ‌​‌​​‍‌‌​ ​ ‌​‌​​‍‌‌​ ​‍​ ​‍​ ​​​ ‍​​ ​ ​ ‍‌​ ​‍‌‍‌​​ ‌​​ ‍​​ ‌‍​ ‌‍‌‍​‍​ ​ ​‍‌‌​ ​‍​ ​‍​‍‌‌​ ‌‌‌​‌​​‍ ‍‌‍​ ‌‍‍​‌‍‍‌‌‍ ​‌‍‌​‌ ​‍‌‍‌‌‌‍ ‍​‍‌‌​ ‌‌‌​​‍‌‌ ‌‍‍ ‌‍‌‌‌ ‍‌​‍‌‌​ ​ ‌​‌​​‍‌‌​ ​ ‌​‌​​‍‌‌​ ​‍​ ​‍‌‍​ ‌‍​‍​ ‍‌​ ‌ ​ ‌‍​ ‍​​ ‌ ​ ​‌​ ​‍​ ​​‌‍​ ​ ‌‍​‍‌‌​ ​‍​ ​‍​‍‌‌​ ‌‌‌​‌​​‍ ‍‌ ‌​‌‍‌‌‌ ‍​‌ ‌​​ ‌‍​‍‌‍​‌‌ ​ ‌‍‌‌‌‌‌‌‌ ​‍‌‍ ​​ ‌‌‍‍​‌ ‌​‌ ‌​‌ ​​​‍‌‌​ ​ ‌​​‌​‍‌‌​ ​‍‌​‌‍​‍‌‌​ ​‍‌​‌‍‌‍ ​‌‍ ‌‍​ ‌‍​‌‌‍ ​‌‍‍​‌‍ ‌ ​ ‌ ‌​​‍‌‌​ ​ ‌​​‌​ ​ ​ ​ ​ ​ ​ ​ ​‍‌‍‌‍‍‌‌‍‌​​ ‌​ ‌‍‌‍‌‍​ ‍​​ ​​​ ​‌‌‍‌‍​ ​‌‌‍​ ​‍ ‌‌‍​ ​ ‌‌‌‍​‌​ ​ ​‍ ‌​ ‌​​ ​​​ ‌‍​ ​​​‍ ‌​ ‍‌​ ‌‌‌‍​‌​ ​​​‍ ‌​ ‌‍​ ‌​​ ‌​​ ‌‌‌‍​‍​ ​‍​ ‌ ‌‍​‌​ ​‌​ ​‍​ ​‍‌‍​‌​‍‌‍‌ ‌​‌ ‍‌‌ ​​‌‍‌‌​ ‌‌‍​‍‌‍ ​‌‍ ‌‍‌ ‌‌​​‌‍ ‌ ​ ‌ ‌​​‍‌‍‌ ​​‌‍​‌‌ ‌​‌‍‍​​ ‌‌‍​ ‌‍ ‌‍ ‍‌ ‌​‌‍‌‌‌‍ ‍‌ ‌​​‍‌‌​ ‌‌‌​​‍‌‌ ‌‍‍ ‌‍‌‌‌ ‍‌​‍‌‌​ ​ ‌​‌​​‍‌‌​ ​ ‌​‌​​‍‌‌​ ​‍​ ​‍​ ​​​ ‍​​ ​ ​ ‍‌​ ​‍‌‍‌​​ ‌​​ ‍​​ ‌‍​ ‌‍‌‍​‍​ ​ ​‍‌‌​ ​‍​ ​‍​‍‌‌​ ‌‌‌​‌​​‍ ‍‌‍​ ‌‍‍​‌‍‍‌‌‍ ​‌‍‌​‌ ​‍‌‍‌‌‌‍ ‍​‍‌‌​ ‌‌‌​​‍‌‌ ‌‍‍ ‌‍‌‌‌ ‍‌​‍‌‌​ ​ ‌​‌​​‍‌‌​ ​ ‌​‌​​‍‌‌​ ​‍​ ​‍‌‍​ ‌‍​‍​ ‍‌​ ‌ ​ ‌‍​ ‍​​ ‌ ​ ​‌​ ​‍​ ​​‌‍​ ​ ‌‍​‍‌‌​ ​‍​ ​‍​‍‌‌​ ‌‌‌​‌​​‍ ‍‌ ‌​‌‍‌‌‌ ‍​‌ ‌​​‍‌‍‌ ​​‌‍‌‌‌ ​‍‌ ​ ‌ ​​‌‍‌‌‌‍​ ‌ ‌​‌‍‍‌‌ ‌‍‌‍‌‌​ ‌‌ ​​‌ ‌‌‌‍​‍‌‍ ​‌‍‍‌‌ ​ ‌‍‍​‌‍‌‌‌‍‌​​‍​‍‌ ‌: The insurance
claims process works best when
rules are in place to help billers
navigate payer requirements. But
the current legacy system isn't
working well; it's not supporting
the nuance of the rules needed.
Candid breaks tradition in this
way. We are breaking away from
the status quo and have built a
platform that supports RCM
teams to drive the best
outcomes.​​​​‌ ‍ ​‍​‍‌‍ ‌ ​‍‌‍‍‌‌‍‌ ‌‍‍‌‌‍ ‍​‍​‍​ ‍‍​‍​‍‌ ​ ‌‍​‌‌‍ ‍‌‍‍‌‌ ‌​‌ ‍‌​‍ ‍‌‍‍‌‌‍ ​‍​‍​‍ ​​‍​‍‌‍‍​‌ ​‍‌‍‌‌‌‍‌‍​‍​‍​ ‍‍​‍​‍‌‍‍​‌ ‌​‌ ‌​‌ ​​​ ‍‍​‍ ​‍ ‌‍ ​‌‍ ‌‍​ ‌‍​‌‌‍ ​‌‍‍​‌‍ ‌ ​ ‌ ‌​​ ‍‍​ ​ ​ ​ ​ ​ ​ ​ ​‍ ‌‍‍‌‌‍ ‍‌ ‌​‌‍‌‌‌‍ ‍‌ ‌​​‍ ‌‍‌‌‌‍‌​‌‍‍‌‌ ‌​​‍ ‌‍ ‌‌‍ ‌‍‌​‌‍‌‌​ ‌‌ ​​‌ ​‍‌‍‌‌‌ ​ ‌‍‌‌‌‍ ‍‌ ‌​‌‍​‌‌ ‌​‌‍‍‌‌‍ ‌‍ ‍​ ‍ ‌‍‍‌‌‍‌​​ ‌​ ‌‍‌‍‌‍​ ‍​​ ​​​ ​‌‌‍‌‍​ ​‌‌‍​ ​‍ ‌‌‍​ ​ ‌‌‌‍​‌​ ​ ​‍ ‌​ ‌​​ ​​​ ‌‍​ ​​​‍ ‌​ ‍‌​ ‌‌‌‍​‌​ ​​​‍ ‌​ ‌‍​ ‌​​ ‌​​ ‌‌‌‍​‍​ ​‍​ ‌ ‌‍​‌​ ​‌​ ​‍​ ​‍‌‍​‌​ ‍ ‌ ‌​‌ ‍‌‌ ​​‌‍‌‌​ ‌‌‍​‍‌‍ ​‌‍ ‌‍‌ ‌‌​​‌‍ ‌ ​ ‌ ‌​​ ‍ ‌ ​​‌‍​‌‌ ‌​‌‍‍​​ ‌‌‍​ ‌‍ ‌‍ ‍‌ ‌​‌‍‌‌‌‍ ‍‌ ‌​​‍‌‌​ ‌‌‌​​‍‌‌ ‌‍‍ ‌‍‌‌‌ ‍‌​‍‌‌​ ​ ‌​‌​​‍‌‌​ ​ ‌​‌​​‍‌‌​ ​‍​ ​‍​ ​​​ ‍​​ ​ ​ ‍‌​ ​‍‌‍‌​​ ‌​​ ‍​​ ‌‍​ ‌‍‌‍​‍​ ​ ​‍‌‌​ ​‍​ ​‍​‍‌‌​ ‌‌‌​‌​​‍ ‍‌‍​ ‌‍‍​‌‍‍‌‌‍ ​‌‍‌​‌ ​‍‌‍‌‌‌‍ ‍​‍‌‌​ ‌‌‌​​‍‌‌ ‌‍‍ ‌‍‌‌‌ ‍‌​‍‌‌​ ​ ‌​‌​​‍‌‌​ ​ ‌​‌​​‍‌‌​ ​‍​ ​‍​ ​‍‌‍‌​‌‍‌‌​ ‍​‌‍​ ​ ‍‌​ ‌ ‌‍‌​​ ‌ ‌‍​‌​ ​​​ ​‌​‍‌‌​ ​‍​ ​‍​‍‌‌​ ‌‌‌​‌​​‍ ‍‌ ‌​‌‍‌‌‌ ‍​‌ ‌​​ ‌‍​‍‌‍​‌‌ ​ ‌‍‌‌‌‌‌‌‌ ​‍‌‍ ​​ ‌‌‍‍​‌ ‌​‌ ‌​‌ ​​​‍‌‌​ ​ ‌​​‌​‍‌‌​ ​‍‌​‌‍​‍‌‌​ ​‍‌​‌‍‌‍ ​‌‍ ‌‍​ ‌‍​‌‌‍ ​‌‍‍​‌‍ ‌ ​ ‌ ‌​​‍‌‌​ ​ ‌​​‌​ ​ ​ ​ ​ ​ ​ ​ ​‍‌‍‌‍‍‌‌‍‌​​ ‌​ ‌‍‌‍‌‍​ ‍​​ ​​​ ​‌‌‍‌‍​ ​‌‌‍​ ​‍ ‌‌‍​ ​ ‌‌‌‍​‌​ ​ ​‍ ‌​ ‌​​ ​​​ ‌‍​ ​​​‍ ‌​ ‍‌​ ‌‌‌‍​‌​ ​​​‍ ‌​ ‌‍​ ‌​​ ‌​​ ‌‌‌‍​‍​ ​‍​ ‌ ‌‍​‌​ ​‌​ ​‍​ ​‍‌‍​‌​‍‌‍‌ ‌​‌ ‍‌‌ ​​‌‍‌‌​ ‌‌‍​‍‌‍ ​‌‍ ‌‍‌ ‌‌​​‌‍ ‌ ​ ‌ ‌​​‍‌‍‌ ​​‌‍​‌‌ ‌​‌‍‍​​ ‌‌‍​ ‌‍ ‌‍ ‍‌ ‌​‌‍‌‌‌‍ ‍‌ ‌​​‍‌‌​ ‌‌‌​​‍‌‌ ‌‍‍ ‌‍‌‌‌ ‍‌​‍‌‌​ ​ ‌​‌​​‍‌‌​ ​ ‌​‌​​‍‌‌​ ​‍​ ​‍​ ​​​ ‍​​ ​ ​ ‍‌​ ​‍‌‍‌​​ ‌​​ ‍​​ ‌‍​ ‌‍‌‍​‍​ ​ ​‍‌‌​ ​‍​ ​‍​‍‌‌​ ‌‌‌​‌​​‍ ‍‌‍​ ‌‍‍​‌‍‍‌‌‍ ​‌‍‌​‌ ​‍‌‍‌‌‌‍ ‍​‍‌‌​ ‌‌‌​​‍‌‌ ‌‍‍ ‌‍‌‌‌ ‍‌​‍‌‌​ ​ ‌​‌​​‍‌‌​ ​ ‌​‌​​‍‌‌​ ​‍​ ​‍​ ​‍‌‍‌​‌‍‌‌​ ‍​‌‍​ ​ ‍‌​ ‌ ‌‍‌​​ ‌ ‌‍​‌​ ​​​ ​‌​‍‌‌​ ​‍​ ​‍​‍‌‌​ ‌‌‌​‌​​‍ ‍‌ ‌​‌‍‌‌‌ ‍​‌ ‌​​‍‌‍‌ ​​‌‍‌‌‌ ​‍‌ ​ ‌ ​​‌‍‌‌‌‍​ ‌ ‌​‌‍‍‌‌ ‌‍‌‍‌‌​ ‌‌ ​​‌ ‌‌‌‍​‍‌‍ ​‌‍‍‌‌ ​ ‌‍‍​‌‍‌‌‌‍‌​​‍​‍‌ ‌
Refreshed digital experience​​​​‌ ‍ ​‍​‍‌‍ ‌ ​‍‌‍‍‌‌‍‌ ‌‍‍‌‌‍ ‍​‍​‍​ ‍‍​‍​‍‌ ​ ‌‍​‌‌‍ ‍‌‍‍‌‌ ‌​‌ ‍‌​‍ ‍‌‍‍‌‌‍ ​‍​‍​‍ ​​‍​‍‌‍‍​‌ ​‍‌‍‌‌‌‍‌‍​‍​‍​ ‍‍​‍​‍‌‍‍​‌ ‌​‌ ‌​‌ ​​​ ‍‍​‍ ​‍ ‌‍ ​‌‍ ‌‍​ ‌‍​‌‌‍ ​‌‍‍​‌‍ ‌ ​ ‌ ‌​​ ‍‍​ ​ ​ ​ ​ ​ ​ ​ ​‍ ‌‍‍‌‌‍ ‍‌ ‌​‌‍‌‌‌‍ ‍‌ ‌​​‍ ‌‍‌‌‌‍‌​‌‍‍‌‌ ‌​​‍ ‌‍ ‌‌‍ ‌‍‌​‌‍‌‌​ ‌‌ ​​‌ ​‍‌‍‌‌‌ ​ ‌‍‌‌‌‍ ‍‌ ‌​‌‍​‌‌ ‌​‌‍‍‌‌‍ ‌‍ ‍​ ‍ ‌‍‍‌‌‍‌​​ ‌​ ‌‍‌‍‌‍​ ‍​​ ​​​ ​‌‌‍‌‍​ ​‌‌‍​ ​‍ ‌‌‍​ ​ ‌‌‌‍​‌​ ​ ​‍ ‌​ ‌​​ ​​​ ‌‍​ ​​​‍ ‌​ ‍‌​ ‌‌‌‍​‌​ ​​​‍ ‌​ ‌‍​ ‌​​ ‌​​ ‌‌‌‍​‍​ ​‍​ ‌ ‌‍​‌​ ​‌​ ​‍​ ​‍‌‍​‌​ ‍ ‌ ‌​‌ ‍‌‌ ​​‌‍‌‌​ ‌‌‍​‍‌‍ ​‌‍ ‌‍‌ ‌‌​​‌‍ ‌ ​ ‌ ‌​​ ‍ ‌ ​​‌‍​‌‌ ‌​‌‍‍​​ ‌‌‍​ ‌‍ ‌‍ ‍‌ ‌​‌‍‌‌‌‍ ‍‌ ‌​​‍‌‌​ ‌‌‌​​‍‌‌ ‌‍‍ ‌‍‌‌‌ ‍‌​‍‌‌​ ​ ‌​‌​​‍‌‌​ ​ ‌​‌​​‍‌‌​ ​‍​ ​‍‌‍‌​​ ‌‌​ ​‍‌‍​ ‌‍‌​​ ‍‌​ ‌‌​ ​‍​ ‌‍​ ​‍​ ‌​​ ​ ​‍‌‌​ ​‍​ ​‍​‍‌‌​ ‌‌‌​‌​​‍ ‍‌‍​ ‌‍‍​‌‍‍‌‌‍ ​‌‍‌​‌ ​‍‌‍‌‌‌‍ ‍​‍‌‌​ ‌‌‌​​‍‌‌ ‌‍‍ ‌‍‌‌‌ ‍‌​‍‌‌​ ​ ‌​‌​​‍‌‌​ ​ ‌​‌​​‍‌‌​ ​‍​ ​‍‌‍‌‍‌‍‌‍‌‍‌‌‌‍‌​​ ​ ​ ​ ​ ‌‌​ ​‌​ ‌ ​ ​ ‌‍​‌‌‍‌‍​‍‌‌​ ​‍​ ​‍​‍‌‌​ ‌‌‌​‌​​‍ ‍‌ ‌​‌‍‌‌‌ ‍​‌ ‌​​ ‌‍​‍‌‍​‌‌ ​ ‌‍‌‌‌‌‌‌‌ ​‍‌‍ ​​ ‌‌‍‍​‌ ‌​‌ ‌​‌ ​​​‍‌‌​ ​ ‌​​‌​‍‌‌​ ​‍‌​‌‍​‍‌‌​ ​‍‌​‌‍‌‍ ​‌‍ ‌‍​ ‌‍​‌‌‍ ​‌‍‍​‌‍ ‌ ​ ‌ ‌​​‍‌‌​ ​ ‌​​‌​ ​ ​ ​ ​ ​ ​ ​ ​‍‌‍‌‍‍‌‌‍‌​​ ‌​ ‌‍‌‍‌‍​ ‍​​ ​​​ ​‌‌‍‌‍​ ​‌‌‍​ ​‍ ‌‌‍​ ​ ‌‌‌‍​‌​ ​ ​‍ ‌​ ‌​​ ​​​ ‌‍​ ​​​‍ ‌​ ‍‌​ ‌‌‌‍​‌​ ​​​‍ ‌​ ‌‍​ ‌​​ ‌​​ ‌‌‌‍​‍​ ​‍​ ‌ ‌‍​‌​ ​‌​ ​‍​ ​‍‌‍​‌​‍‌‍‌ ‌​‌ ‍‌‌ ​​‌‍‌‌​ ‌‌‍​‍‌‍ ​‌‍ ‌‍‌ ‌‌​​‌‍ ‌ ​ ‌ ‌​​‍‌‍‌ ​​‌‍​‌‌ ‌​‌‍‍​​ ‌‌‍​ ‌‍ ‌‍ ‍‌ ‌​‌‍‌‌‌‍ ‍‌ ‌​​‍‌‌​ ‌‌‌​​‍‌‌ ‌‍‍ ‌‍‌‌‌ ‍‌​‍‌‌​ ​ ‌​‌​​‍‌‌​ ​ ‌​‌​​‍‌‌​ ​‍​ ​‍‌‍‌​​ ‌‌​ ​‍‌‍​ ‌‍‌​​ ‍‌​ ‌‌​ ​‍​ ‌‍​ ​‍​ ‌​​ ​ ​‍‌‌​ ​‍​ ​‍​‍‌‌​ ‌‌‌​‌​​‍ ‍‌‍​ ‌‍‍​‌‍‍‌‌‍ ​‌‍‌​‌ ​‍‌‍‌‌‌‍ ‍​‍‌‌​ ‌‌‌​​‍‌‌ ‌‍‍ ‌‍‌‌‌ ‍‌​‍‌‌​ ​ ‌​‌​​‍‌‌​ ​ ‌​‌​​‍‌‌​ ​‍​ ​‍‌‍‌‍‌‍‌‍‌‍‌‌‌‍‌​​ ​ ​ ​ ​ ‌‌​ ​‌​ ‌ ​ ​ ‌‍​‌‌‍‌‍​‍‌‌​ ​‍​ ​‍​‍‌‌​ ‌‌‌​‌​​‍ ‍‌ ‌​‌‍‌‌‌ ‍​‌ ‌​​‍‌‍‌ ​​‌‍‌‌‌ ​‍‌ ​ ‌ ​​‌‍‌‌‌‍​ ‌ ‌​‌‍‍‌‌ ‌‍‌‍‌‌​ ‌‌ ​​‌ ‌‌‌‍​‍‌‍ ​‌‍‍‌‌ ​ ‌‍‍​‌‍‌‌‌‍‌​​‍​‍‌ ‌
We’ve poured the same thoughtful design
and user-centric approach into our website